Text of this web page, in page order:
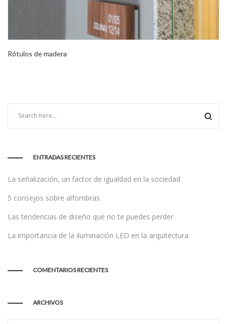
Rótulos de madera
ENTRADAS RECIENTES
La señalización, un factor de igualdad en la sociedad
5 consejos sobre alfombras
Las tendencias de diseño que no te puedes perder
La importancia de la iluminación LED en la arquitectura
COMENTARIOS RECIENTES
ARCHIVOS